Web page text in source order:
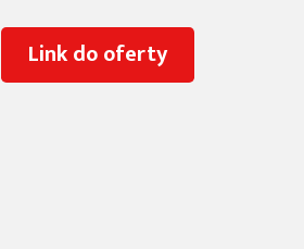
Link do oferty